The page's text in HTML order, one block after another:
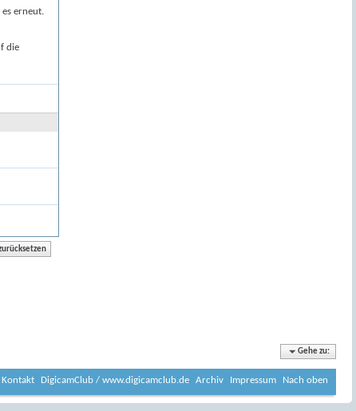
es erneut.
die
Gehe zu:
Kontakt DigicamClub / www.digicamclub.de Archiv Impressum Nach oben